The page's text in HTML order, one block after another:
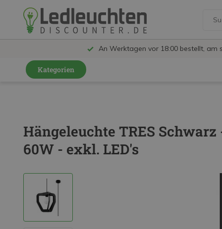
An Werktagen vor 18:00 bestellt, am
Kategorien
LED Schienensystem Lampen
Innenleuchten
Feuchtraumleuchten IP65
LED Panels
Hängeleuchte TRES Schwarz
60W - exkl. LED's